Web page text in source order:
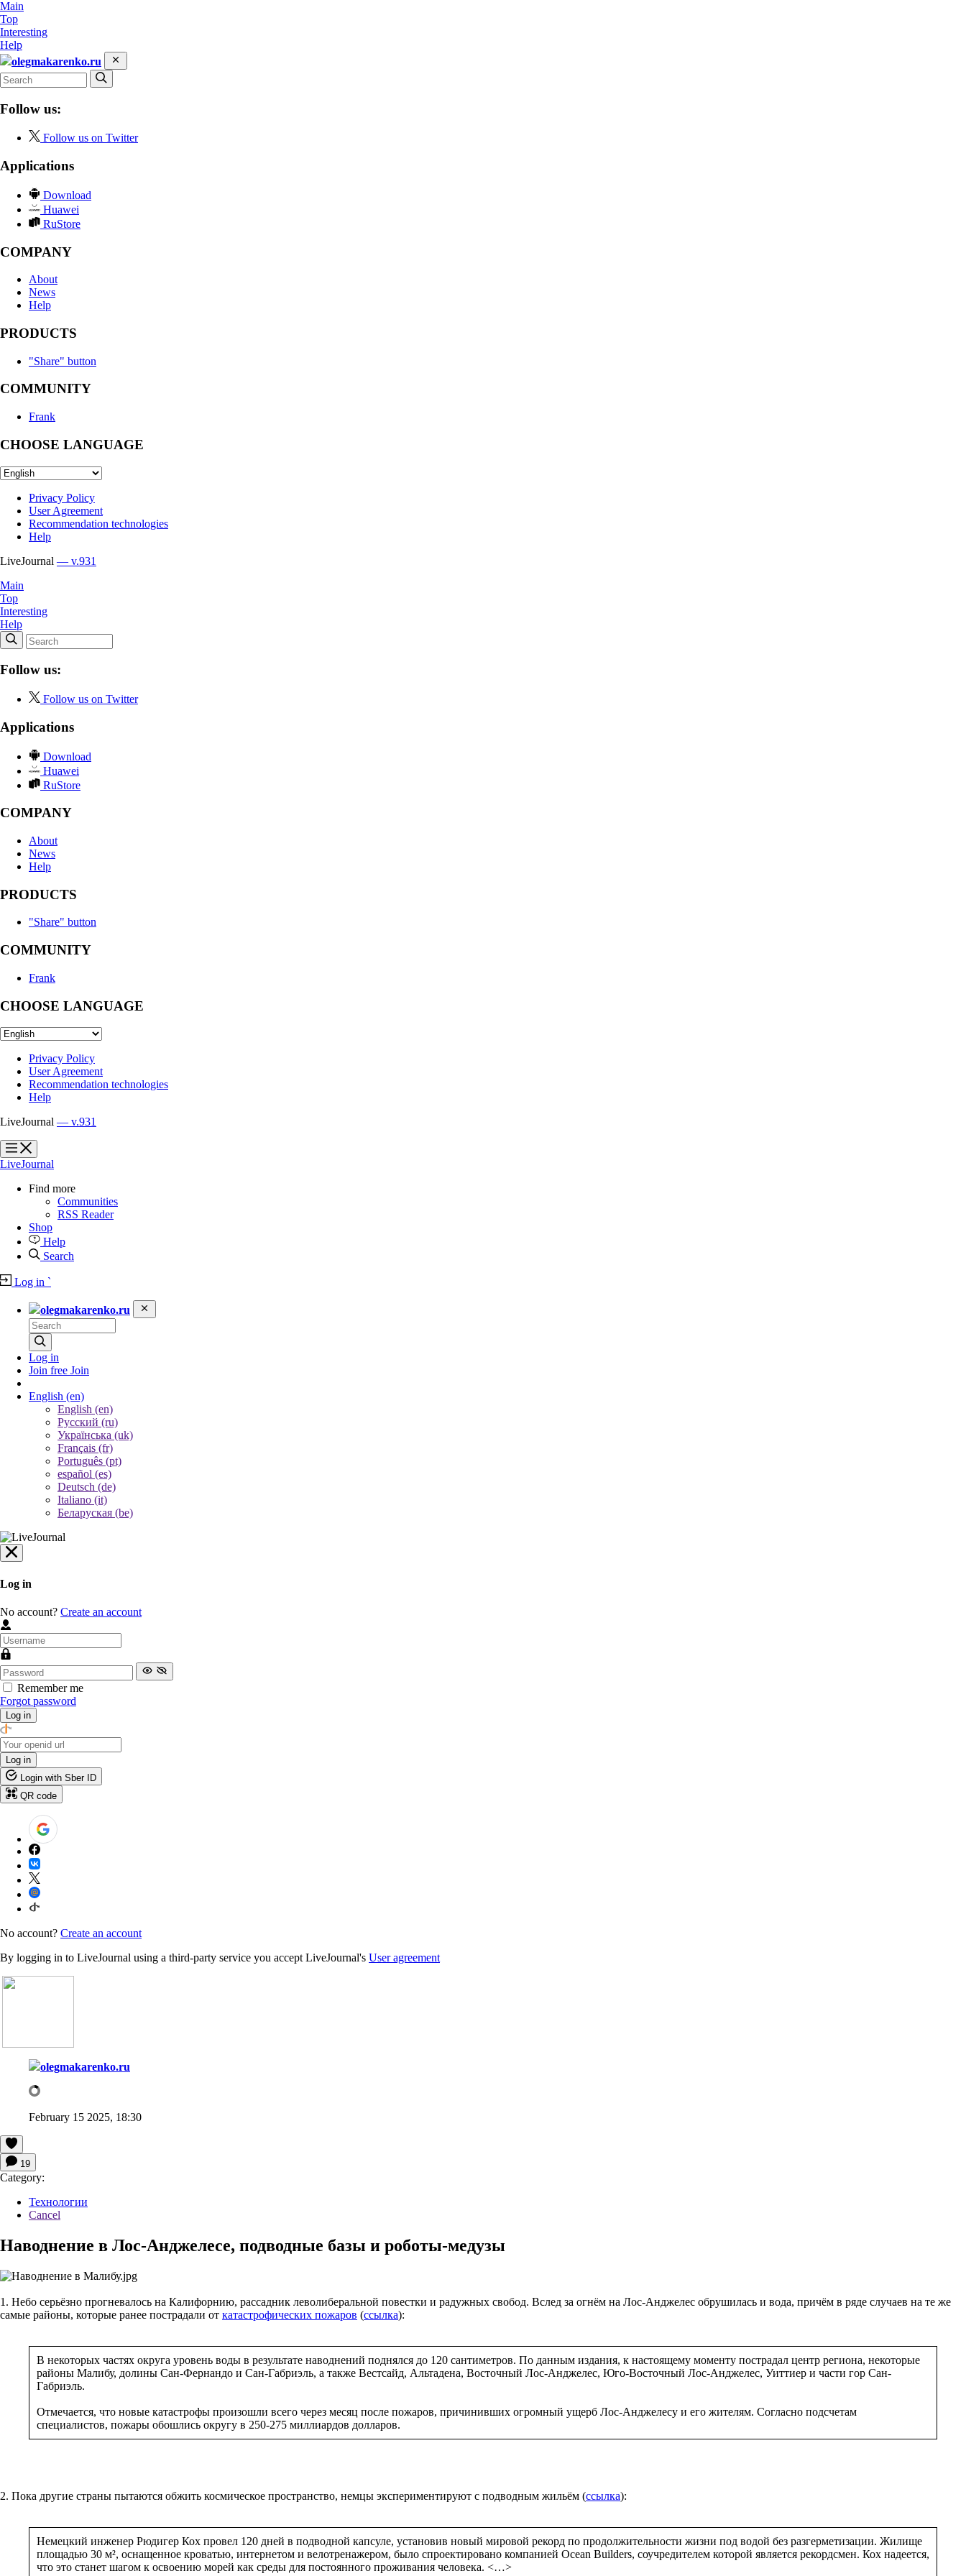
Main
Top
Interesting
Help
olegmakarenko.ru
Follow us:
Follow us on Twitter
Applications
Download
Huawei
RuStore
COMPANY
About
News
Help
PRODUCTS
"Share" button
COMMUNITY
Frank
CHOOSE LANGUAGE
Privacy Policy
User Agreement
Recommendation technologies
Help
LiveJournal — v.931
Main
Top
Interesting
Help
Follow us:
Follow us on Twitter
Applications
Download
Huawei
RuStore
COMPANY
About
News
Help
PRODUCTS
"Share" button
COMMUNITY
Frank
CHOOSE LANGUAGE
Privacy Policy
User Agreement
Recommendation technologies
Help
LiveJournal — v.931
?
?
LiveJournal
Find more
Communities
RSS Reader
Shop
Help
Search
Log in `
olegmakarenko.ru
Log in
Join free Join
English (en)
English (en)
Русский (ru)
Українська (uk)
Français (fr)
Português (pt)
español (es)
Deutsch (de)
Italiano (it)
Беларуская (be)
Log in
No account? Create an account
Remember me
Forgot password
Log in
Log in
Login with Sber ID
QR code
No account? Create an account
By logging in to LiveJournal using a third-party service you accept LiveJournal's User agreement
olegmakarenko.ru
February 15 2025, 18:30
19
Category:
Технологии
Cancel
Наводнение в Лос-Анджелесе, подводные базы и роботы-медузы
1. Небо серьёзно прогневалось на Калифорнию, рассадник леволиберальной повестки и радужных свобод. Вслед за огнём на Лос-Анджелес обрушилась и вода, причём в ряде случаев на те же
самые районы, которые ранее пострадали от катастрофических пожаров (ссылка):
В некоторых частях округа уровень воды в результате наводнений поднялся до 120 сантиметров. По данным издания, к настоящему моменту пострадал центр региона, некоторые
районы Малибу, долины Сан-Фернандо и Сан-Габриэль, а также Вестсайд, Альтадена, Восточный Лос-Анджелес, Юго-Восточный Лос-Анджелес, Уиттиер и части гор Сан-
Габриэль.
Отмечается, что новые катастрофы произошли всего через месяц после пожаров, причинивших огромный ущерб Лос-Анджелесу и его жителям. Согласно подсчетам
специалистов, пожары обошлись округу в 250-275 миллиардов долларов.
2. Пока другие страны пытаются обжить космическое пространство, немцы экспериментируют с подводным жильём (ссылка):
Немецкий инженер Рюдигер Кох провел 120 дней в подводной капсуле, установив новый мировой рекорд по продолжительности жизни под водой без разгерметизации. Жилище
площадью 30 м², оснащенное кроватью, интернетом и велотренажером, было спроектировано компанией Ocean Builders, соучредителем которой является рекордсмен. Кох надеется,
что это станет шагом к освоению морей как среды для постоянного проживания человека. <…>